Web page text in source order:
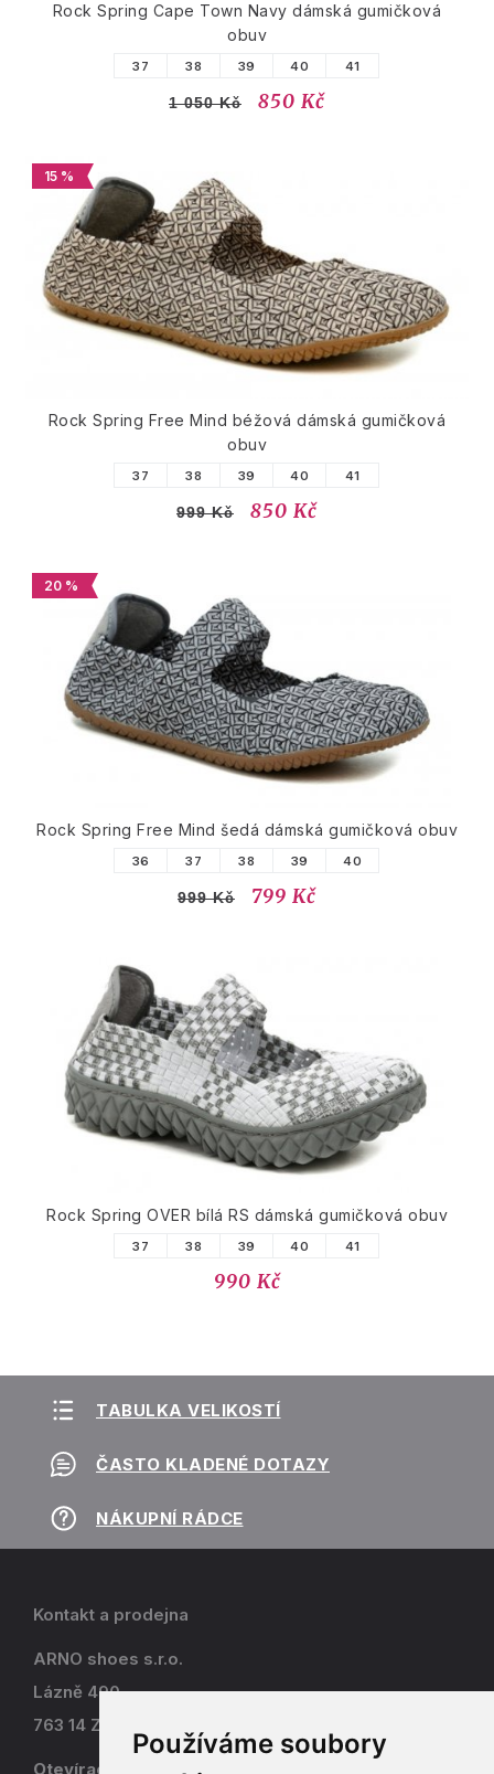
Používáme soubory
Rock Spring Cape Town Navy dámská gumičková
obuv
37 38 39 40 41
1 050 Kč 850 Kč
15 %
Rock Spring Free Mind béžová dámská gumičková
obuv
37 38 39 40 41
999 Kč 850 Kč
20 %
Rock Spring Free Mind šedá dámská gumičková obuv
36 37 38 39 40
999 Kč 799 Kč
Rock Spring OVER bílá RS dámská gumičková obuv
37 38 39 40 41
990 Kč
TABULKA VELIKOSTÍ
ČASTO KLADENÉ DOTAZY
NÁKUPNÍ RÁDCE
Kontakt a prodejna
ARNO shoes s.r.o.
Lázně 490
763 14 Zlín - Kostelec
Otevírací doba